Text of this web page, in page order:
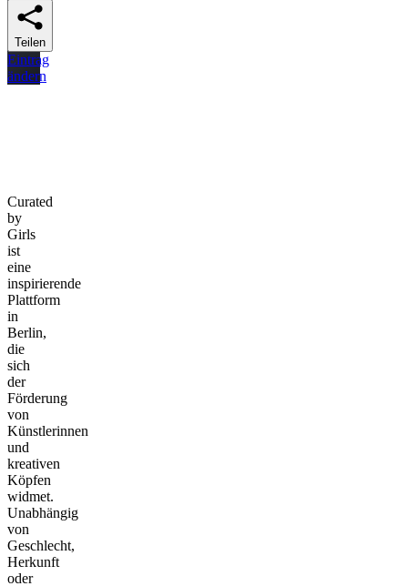
Teilen
Eintrag
ändern
Curated
by
Girls
ist
eine
inspirierende
Plattform
in
Berlin,
die
sich
der
Förderung
von
Künstlerinnen
und
kreativen
Köpfen
widmet.
Unabhängig
von
Geschlecht,
Herkunft
oder